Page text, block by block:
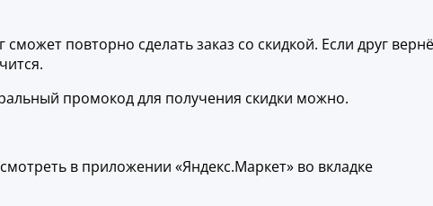
повторно сделать заказ со скидкой. Если друг
промокод для получения скидки можно.
в приложении «Яндекс.Маркет» во вкладке